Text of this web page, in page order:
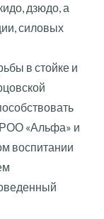
дзюдо, а
силовых
в стойке и
«Альфа» и
воспитании